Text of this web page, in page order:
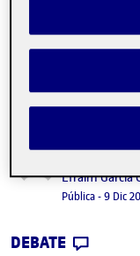
Lo siento, debes
Publicado por
Publicado por
Efraím García
Visibilidad:
Pública-Fecha
9 Dic
DEBATE